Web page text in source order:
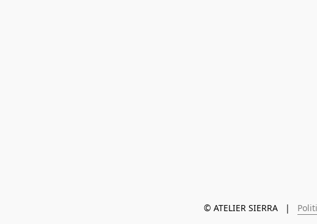
© ATELIER SIERRA   |